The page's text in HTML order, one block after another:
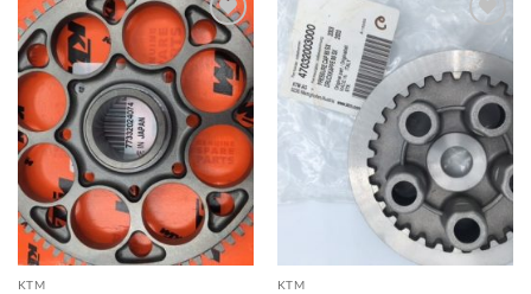
Aggiungi
alla lista
dei
desideri
KTM
alla lista
dei
desideri
KTM